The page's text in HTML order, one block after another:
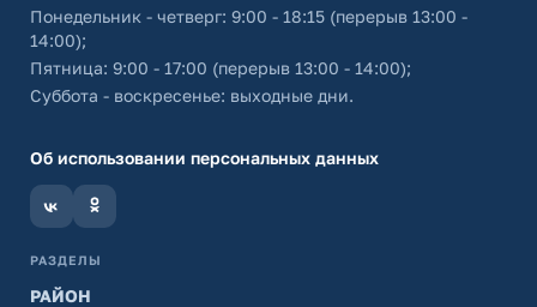
Понедельник - четверг: 9:00 - 18:15 (перерыв 13:00 -
14:00);
Пятница: 9:00 - 17:00 (перерыв 13:00 - 14:00);
Суббота - воскресенье: выходные дни.
Об использовании персональных данных
РАЗДЕЛЫ
РАЙОН